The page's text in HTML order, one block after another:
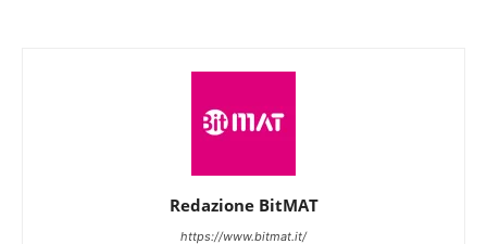
Redazione BitMAT
https://www.bitmat.it/